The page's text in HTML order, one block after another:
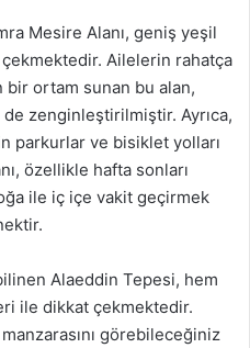
Mesire Alanı, geniş yeşil
Ailelerin rahatça
ortam sunan bu alan,
zenginleştirilmiştir. Ayrıca,
parkurlar ve bisiklet yolları
özellikle hafta sonları
ile iç içe vakit geçirmek
Alaeddin Tepesi, hem
ile dikkat çekmektedir.
görebileceğiniz